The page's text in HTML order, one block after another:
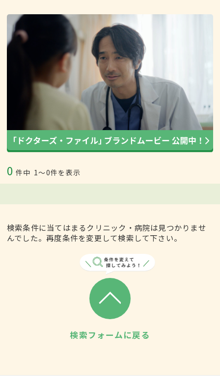
0 件中 1〜0件を表示
検索条件に当てはまるクリニック・病院は見つかりませ
んでした。再度条件を変更して検索して下さい。
検索フォームに戻る